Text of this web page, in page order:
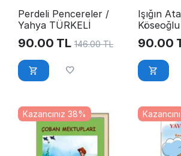
Perdeli Pencereler /
Yahya TÜRKELİ
90.00 TL 146.00 TL
Işığın
Köseoğlu
90.00
Kazancınız 38%